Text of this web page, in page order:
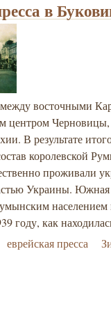
в
восточными
центром
В результате
королевской
проживали
Украины. Южная
населением
году, как
еврейская пресса